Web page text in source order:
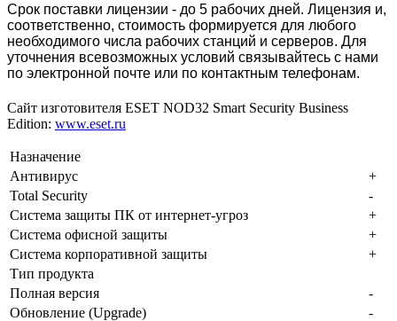
Срок поставки лицензии - до 5 рабочих дней. Лицензия и,
соответственно, стоимость формируется для любого
необходимого числа рабочих станций и серверов. Для
уточнения всевозможных условий связывайтесь с нами
по электронной почте или по контактным телефонам.
Сайт изготовителя ESET NOD32 Smart Security Business
Edition: www.eset.ru
Назначение
Антивирус
+
Total Security
-
Система защиты ПК от интернет-угроз
+
Система офисной защиты
+
Система корпоративной защиты
+
Тип продукта
Полная версия
-
Обновление (Upgrade)
-